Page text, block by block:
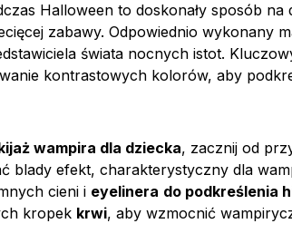
Halloween to doskonały sposób na
zabawy. Odpowiednio wykonany
świata nocnych istot.
kontrastowych kolorów, aby
wampira dla dziecka, zacznij od
blady efekt, charakterystyczny dla
cieni i eyelinera do podkreślenia
kropek krwi, aby wzmocnić